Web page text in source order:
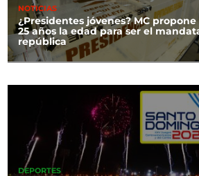
NOTICIAS
¿Presidentes jóvenes? MC
25 años la edad para ser el
república
DEPORTES